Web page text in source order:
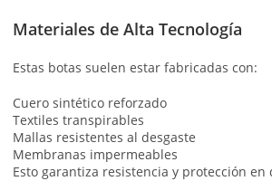
Materiales de Alta Tecnología
Estas botas suelen estar fabricadas con:
Cuero sintético reforzado
Textiles transpirables
Mallas resistentes al desgaste
Membranas impermeables
Esto garantiza resistencia y protección